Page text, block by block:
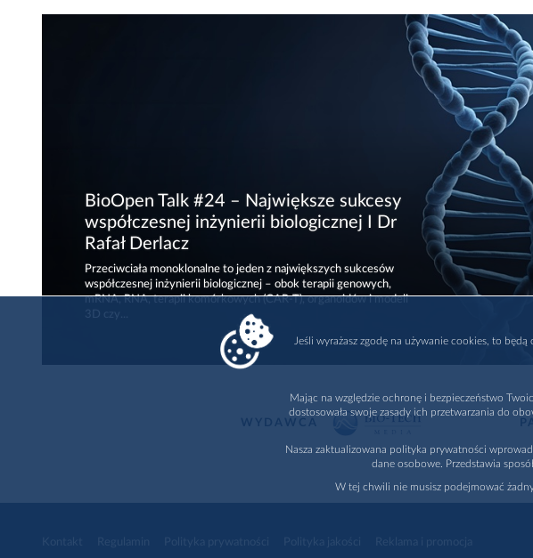
BioOpen Talk #24 – Największe sukcesy
współczesnej inżynierii biologicznej I Dr
Rafał Derlacz
Przeciwciała monoklonalne to jeden z największych sukcesów
współczesnej inżynierii biologicznej – obok terapii genowych,
mRNA, RNA, terapii komórkowych (CAR-T), organoidów i modeli
3D czy...
Jeśli wyrażasz zgodę na używanie cookies, to
Mając na względzie ochronę i bezpieczeństwo
dostosowała swoje zasady ich przetwarzania do
Nasza zaktualizowana polityka prywatności
dane osobowe. Przedstawia
W tej chwili nie musisz podejmować